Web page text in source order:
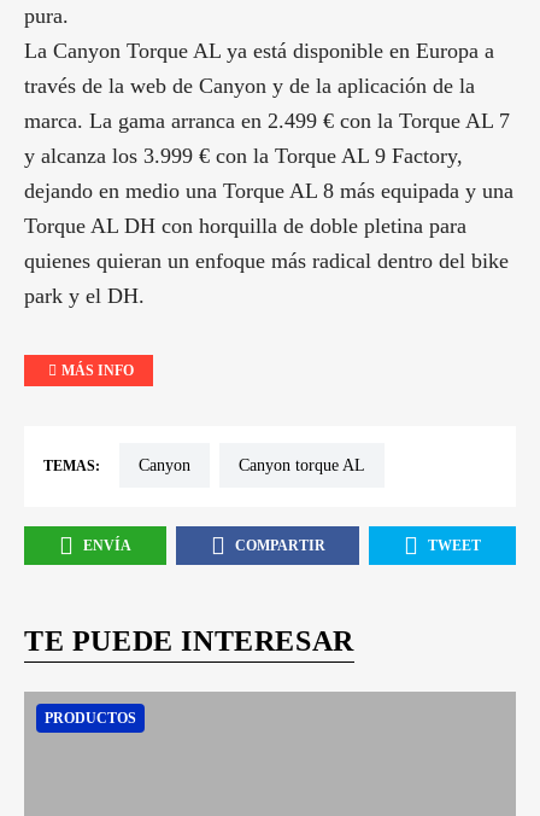
pura.
La Canyon Torque AL ya está disponible en Europa a
través de la web de Canyon y de la aplicación de la
marca. La gama arranca en 2.499 € con la Torque AL 7
y alcanza los 3.999 € con la Torque AL 9 Factory,
dejando en medio una Torque AL 8 más equipada y una
Torque AL DH con horquilla de doble pletina para
quienes quieran un enfoque más radical dentro del bike
park y el DH.
MÁS INFO
TEMAS: Canyon canyon torque AL
ENVÍA COMPARTIR TWEET
TE PUEDE INTERESAR
PRODUCTOS